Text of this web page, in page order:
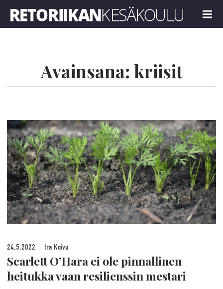
MENU
Avainsana: kriisit
24.5.2022 Ira Koivu
Scarlett O’Hara ei ole pinnallinen
heitukka vaan resilienssin mestari